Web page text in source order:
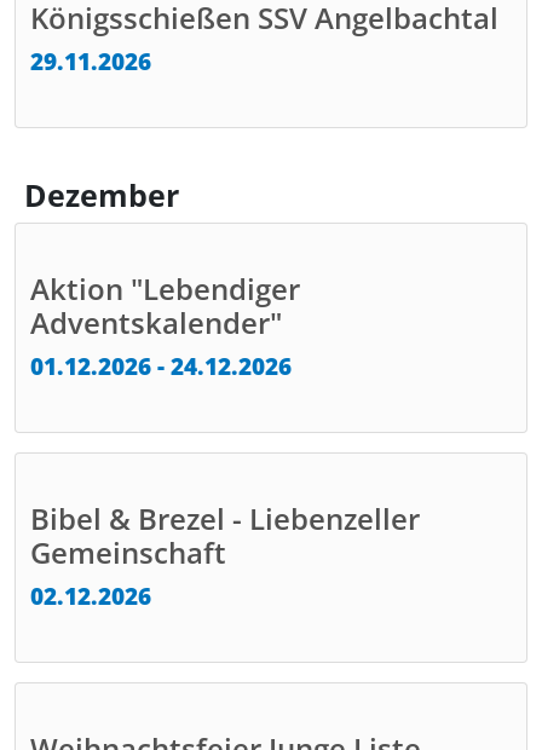
Königsschießen SSV Angelbachtal
29.11.2026
Dezember
Aktion "Lebendiger
Adventskalender"
01.12.2026 - 24.12.2026
Bibel & Brezel - Liebenzeller
Gemeinschaft
02.12.2026